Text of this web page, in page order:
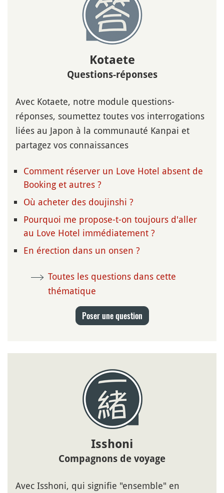
Kotaete
Questions-réponses
Avec Kotaete, notre module questions-
réponses, soumettez toutes vos interrogations
liées au Japon à la communauté Kanpai et
partagez vos connaissances
Comment réserver un Love Hotel absent de
Booking et autres ?
Où acheter des doujinshi ?
Pourquoi me propose-t-on toujours d'aller
au Love Hotel immédiatement ?
En érection dans un onsen ?
Toutes les questions dans cette
thématique
Poser une question
Isshoni
Compagnons de voyage
Avec Isshoni, qui signifie "ensemble" en